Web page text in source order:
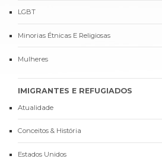
LGBT
Minorias Étnicas E Religiosas
Mulheres
IMIGRANTES E REFUGIADOS
Atualidade
Conceitos & História
Estados Unidos